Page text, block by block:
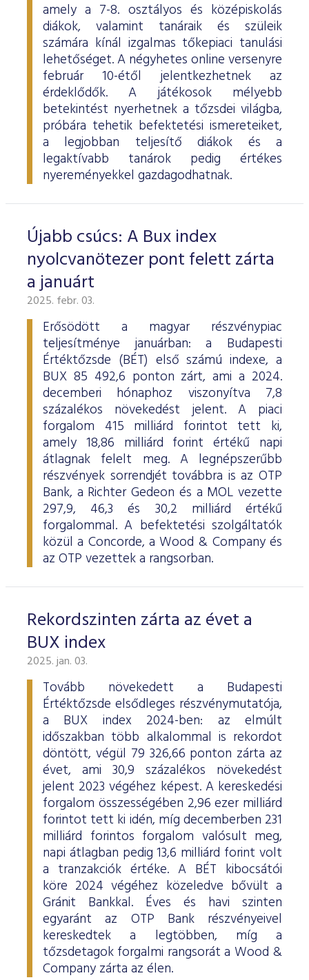
amely a 7-8. osztályos és középiskolás
diákok, valamint tanáraik és szüleik
számára kínál izgalmas tőkepiaci tanulási
lehetőséget. A négyhetes online versenyre
február 10-étől jelentkezhetnek az
érdeklődők. A játékosok mélyebb
betekintést nyerhetnek a tőzsdei világba,
próbára tehetik befektetési ismereteiket,
a legjobban teljesítő diákok és a
legaktívabb tanárok pedig értékes
nyereményekkel gazdagodhatnak.
Újabb csúcs: A Bux index
nyolcvanötezer pont felett zárta
a januárt
2025. febr. 03.
Erősödött a magyar részvénypiac
teljesítménye januárban: a Budapesti
Értéktőzsde (BÉT) első számú indexe, a
BUX 85 492,6 ponton zárt, ami a 2024.
decemberi hónaphoz viszonyítva 7,8
százalékos növekedést jelent. A piaci
forgalom 415 milliárd forintot tett ki,
amely 18,86 milliárd forint értékű napi
átlagnak felelt meg. A legnépszerűbb
részvények sorrendjét továbbra is az OTP
Bank, a Richter Gedeon és a MOL vezette
297,9, 46,3 és 30,2 milliárd értékű
forgalommal. A befektetési szolgáltatók
közül a Concorde, a Wood & Company és
az OTP vezettek a rangsorban.
Rekordszinten zárta az évet a
BUX index
2025. jan. 03.
Tovább növekedett a Budapesti
Értéktőzsde elsődleges részvénymutatója,
a BUX index 2024-ben: az elmúlt
időszakban több alkalommal is rekordot
döntött, végül 79 326,66 ponton zárta az
évet, ami 30,9 százalékos növekedést
jelent 2023 végéhez képest. A kereskedési
forgalom összességében 2,96 ezer milliárd
forintot tett ki idén, míg decemberben 231
milliárd forintos forgalom valósult meg,
napi átlagban pedig 13,6 milliárd forint volt
a tranzakciók értéke. A BÉT kibocsátói
köre 2024 végéhez közeledve bővült a
Gránit Bankkal. Éves és havi szinten
egyaránt az OTP Bank részvényeivel
kereskedtek a legtöbben, míg a
tőzsdetagok forgalmi rangsorát a Wood &
Company zárta az élen.